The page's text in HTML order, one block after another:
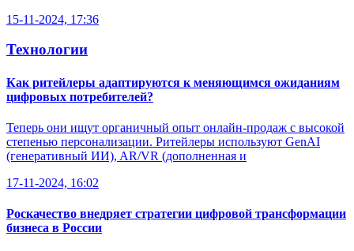
15-11-2024, 17:36
Технологии
Как ритейлеры адаптируются к меняющимся ожиданиям
цифровых потребителей?
Теперь они ищут органичный опыт онлайн-продаж с высокой
степенью персонализации. Ритейлеры используют GenAI
(генеративный ИИ), AR/VR (дополненная и
17-11-2024, 16:02
Роскачество внедряет стратегии цифровой трансформации
бизнеса в России